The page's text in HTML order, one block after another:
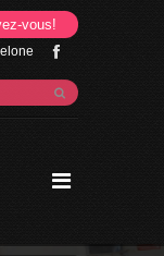
vous!